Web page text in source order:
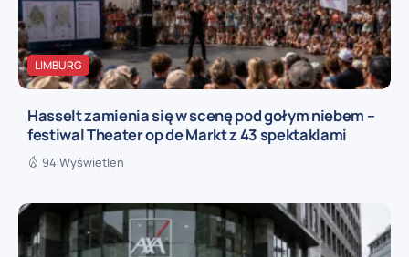
LIMBURG
Hasselt zamienia się w scenę pod gołym niebem –
festiwal Theater op de Markt z 43 spektaklami
94 Wyświetleń